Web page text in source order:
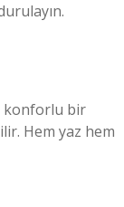
konforlu bir
Hem yaz hem